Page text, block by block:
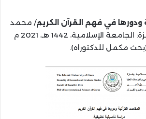
ودورها في فهم القرآن الكريم/ محمد
فاروق الهباش.- غزة: الجامعة الإسلامية، 1442 هـ، 2021 م
مكمل للدكتوراه).